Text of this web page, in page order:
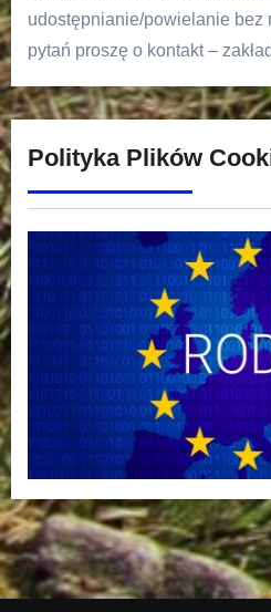
udostępnianie/powielanie bez
pytań proszę o kontakt –
Polityka Plików